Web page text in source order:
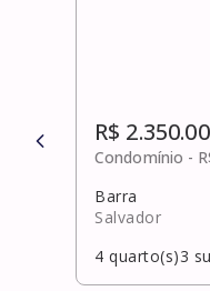
R$
Condomínio -
Barra
Salvador
4 quarto(s)3